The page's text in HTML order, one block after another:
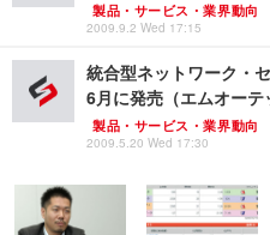
製品・サービス・業界動向
2009.9.2 Wed 17:15
統合型ネットワーク・
6月に発売（エムオーテ
製品・サービス・業界動向
2009.5.20 Wed 17:30